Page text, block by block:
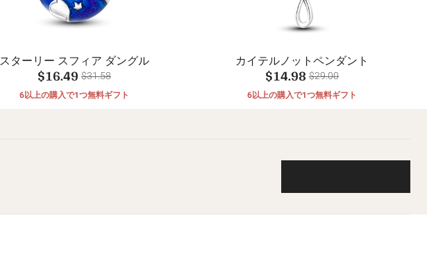
スターリー スフィア ダングル
$16.49 $31.58
6以上の購入で1つ無料ギフト
カイテルノットペンダント
$14.98 $29.00
6以上の購入で1つ無料ギフト